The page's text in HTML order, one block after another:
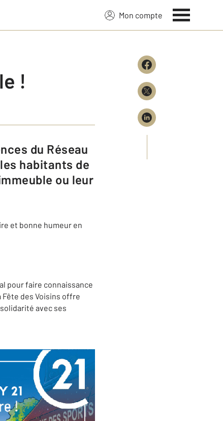
Mon compte
!
habitants de
ou leur
et bonne humeur en
pour faire connaissance
Fête des Voisins offre
avec ses